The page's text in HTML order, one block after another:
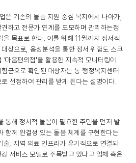
은 기존의 물품 지원 중심 복지에서 나아가,
하고 전문가 연계를 도모하며 관리하는정
을 목표로 한다. 이를 위해 11월까지 정서적
상으로, 음성분석을 통한 정서 위험도 스크
마음편의점'을 활용한 지속적 모니터링이
군으로 확인된 대상자는 동 행정복지센터
선정하여 관리를 받게 된다는 설명이다.
통해 정서적 돌봄이 필요한 주민을 먼저 발
함께 완결성 있는 돌봄 체계를 구현한다는
, 지역 의료 인프라가 유기적으로 연결되
서비스 모델로 주목받고 있다고 업체 측은